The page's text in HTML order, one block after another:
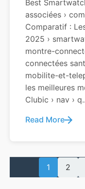
Best
associées ›
Comparatif :
2025 ›
montre-
connectées
mobilite-et-
les meilleures
Clubic › nav ›
Read More
1 2